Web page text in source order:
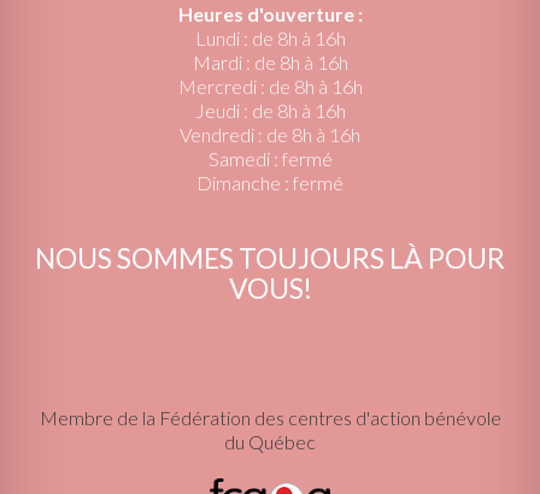
Heures d'ouverture :
Lundi : de 8h à 16h
Mardi : de 8h à 16h
Mercredi : de 8h à 16h
Jeudi : de 8h à 16h
Vendredi : de 8h à 16h
Samedi : fermé
Dimanche : fermé
NOUS SOMMES TOUJOURS LÀ POUR
VOUS!
Membre de la Fédération des centres d'action bénévole
du Québec